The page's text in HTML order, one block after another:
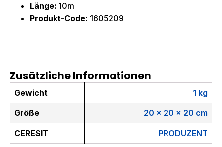
Länge: 10m
Produkt-Code: 1605209
Zusätzliche Informationen
Gewicht 1 kg
Größe 20 × 20 × 20 cm
CERESIT PRODUZENT